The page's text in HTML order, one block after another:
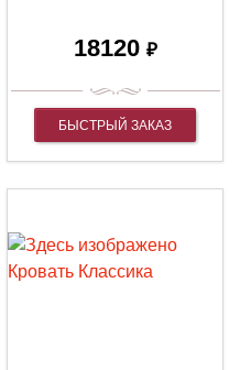
18120 ₽
БЫСТРЫЙ ЗАКАЗ